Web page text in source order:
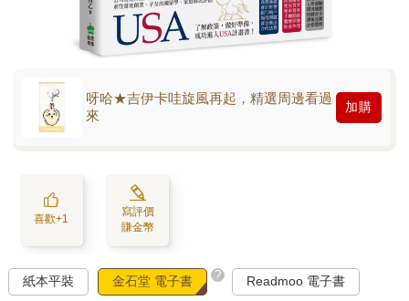
呀哈★吉伊卡哇旋風再起，精選周邊看過
來
加購
喜歡+1
寫評價
賺金幣
紙本平裝 金石堂 電子書 ? Readmoo 電子書